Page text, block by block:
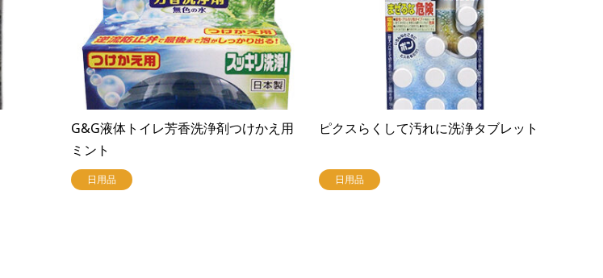
G&G液体トイレ芳香洗浄剤つけかえ用
ミント
日用品
ピクスらくして汚れに洗浄タブレット
日用品